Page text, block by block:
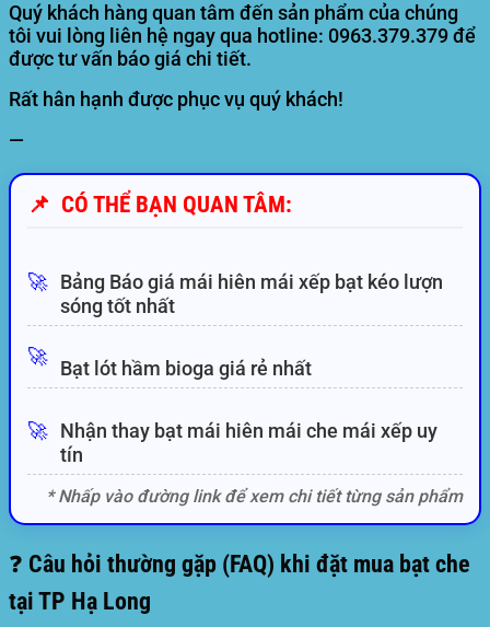
Quý khách hàng quan tâm đến sản phẩm của chúng
tôi vui lòng liên hệ ngay qua hotline: 0963.379.379 để
được tư vấn báo giá chi tiết.
Rất hân hạnh được phục vụ quý khách!
—
📌 CÓ THỂ BẠN QUAN TÂM:
🚀
Bảng Báo giá mái hiên mái xếp bạt kéo lượn
sóng tốt nhất
🚀
Bạt lót hầm bioga giá rẻ nhất
🚀
Nhận thay bạt mái hiên mái che mái xếp uy
tín
* Nhấp vào đường link để xem chi tiết từng sản phẩm
❓ Câu hỏi thường gặp (FAQ) khi đặt mua bạt che
tại TP Hạ Long